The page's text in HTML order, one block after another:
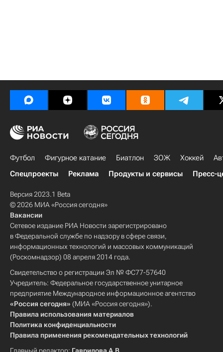
Футбол Фигурное катание Биатлон ЗОЖ Хоккей
Спецпроекты
Реклама Продукты и сервисы Пресс-
Версия 2023.1 Beta
© 2026 МИА «Россия сегодня»
Вакансии
Сетевое издание РИА Новости зарегистрировано
в Федеральной службе по надзору в сфере связи,
информационных технологий и массовых коммуникаций
(Роскомнадзор) 08 апреля 2014 года.
Свидетельство о регистрации Эл № ФС77-57640
Учредитель: Федеральное государственное унитарное
предприятие Международное информационное агентство
«Россия сегодня» (МИА «Россия сегодня»).
Правила использования материалов
Политика конфиденциальности
Правила применения рекомендательных технологий